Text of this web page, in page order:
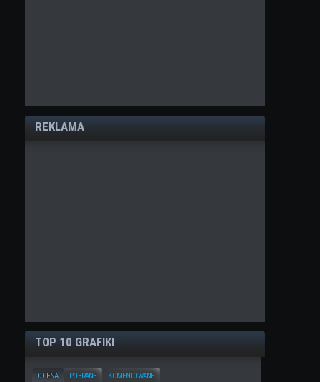
REKLAMA
TOP 10 GRAFIKI
OCENA POBRANE KOMENTOWANE